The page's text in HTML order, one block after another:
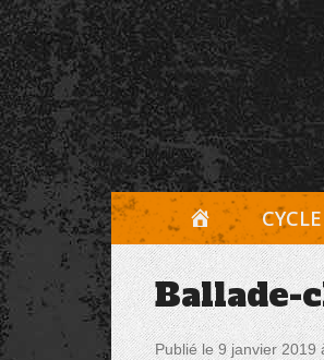
Aller
au
contenu
A
C
C
U
Ballade-
Publié le9 janvier 2019
Panneau de gestion des cookies